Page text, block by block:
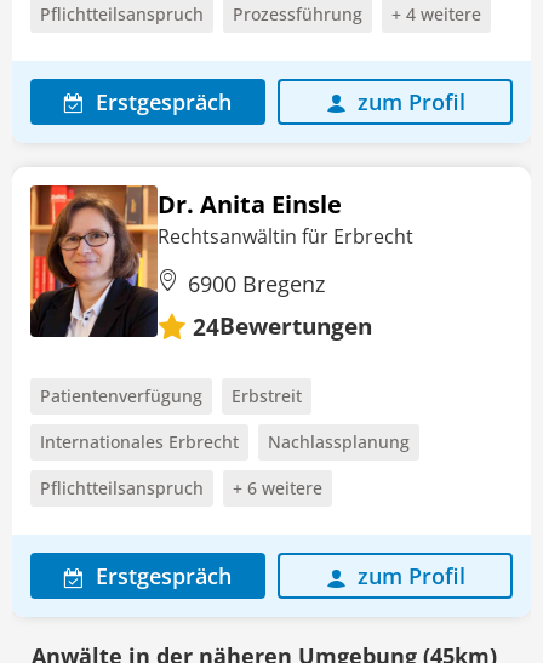
Pflichtteilsanspruch
Prozessführung + 4 weitere
Erstgespräch zum Profil
Dr. Anita Einsle
Rechtsanwältin für Erbrecht
6900 Bregenz
24Bewertungen
Patientenverfügung
Erbstreit
Internationales Erbrecht
Nachlassplanung
Pflichtteilsanspruch
+ 6 weitere
Erstgespräch zum Profil
Anwälte in der näheren Umgebung (45km)